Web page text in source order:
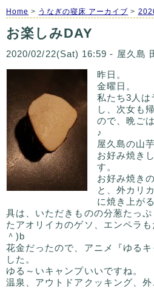
Home > うなぎの寝床 アーカイブ >
お楽しみDAY
2020/02/22(Sat) 16:59 - 屋久島
昨日。
金曜日。
私たち3人は
し、次女も
ので、晩ご
♪
屋久島の山
お好み焼き
す。
お好み焼き
と、外カリ
に焼き上が
具は、いただきものの分葱たっ
たアオリイカのゲソ、エンペラ
＾)b
花金だったので、アニメ『ゆる
した。
ゆる～いキャンプいいですね。
温泉、アウトドアクッキング、